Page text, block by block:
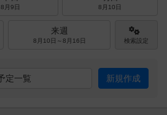
8月9日 8月10日
来週
8月10日～8月16日 検索設定
定一覧 新規作成